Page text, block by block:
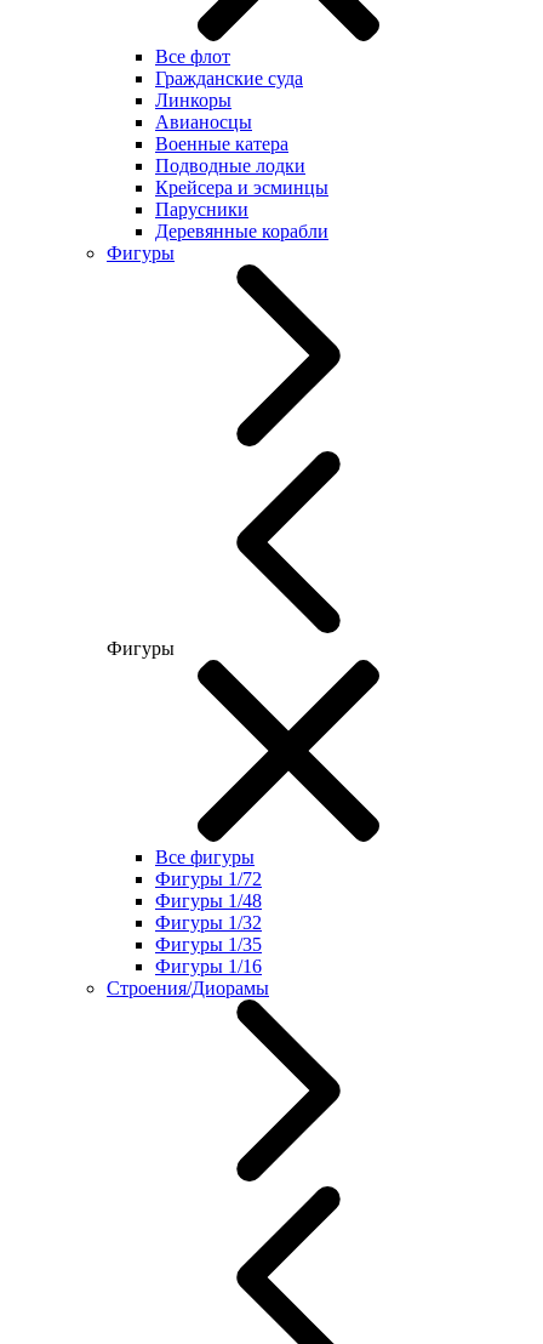
Все флот
Гражданские суда
Линкоры
Авианосцы
Военные катера
Подводные лодки
Крейсера и эсминцы
Парусники
Деревянные корабли
Фигуры
Фигуры
Все фигуры
Фигуры 1/72
Фигуры 1/48
Фигуры 1/32
Фигуры 1/35
Фигуры 1/16
Строения/Диорамы